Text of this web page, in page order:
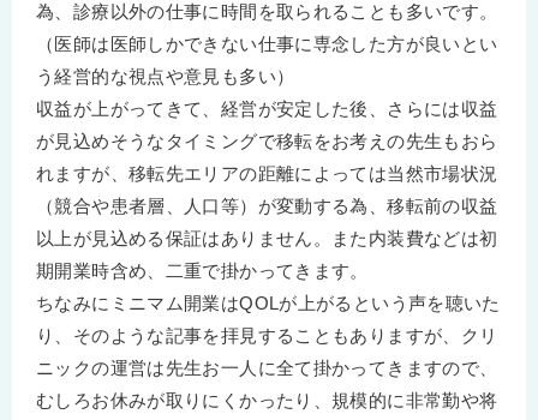
為、診療以外の仕事に時間を取られることも多いです。
（医師は医師しかできない仕事に専念した方が良いとい
う経営的な視点や意見も多い）
収益が上がってきて、経営が安定した後、さらには収益
が見込めそうなタイミングで移転をお考えの先生もおら
れますが、移転先エリアの距離によっては当然市場状況
（競合や患者層、人口等）が変動する為、移転前の収益
以上が見込める保証はありません。また内装費などは初
期開業時含め、二重で掛かってきます。
ちなみにミニマム開業はQOLが上がるという声を聴いた
り、そのような記事を拝見することもありますが、クリ
ニックの運営は先生お一人に全て掛かってきますので、
むしろお休みが取りにくかったり、規模的に非常勤や将